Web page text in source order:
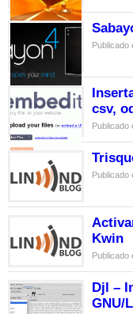
Publicado
csv,
Publicado
Publicado
Kwin
Publicado
Djl –
GNU/